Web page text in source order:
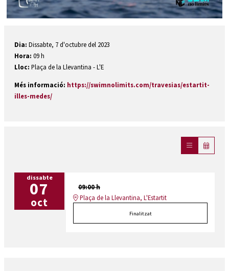
Dia: Dissabte, 7 d'octubre del 2023
Hora: 09 h
Lloc: Plaça de la Llevantina - L'E
Més informació: https://swimnolimits.com/travesias/estartit-
illes-medes/
dissabte
07
oct
09:00 h
Plaça de la Llevantina, L'Estartit
Finalitzat